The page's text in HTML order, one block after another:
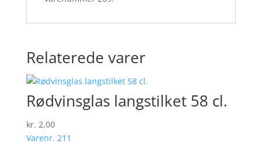
Relaterede varer
Rødvinsglas langstilket 58 cl.
kr. 2,00
Varenr. 211